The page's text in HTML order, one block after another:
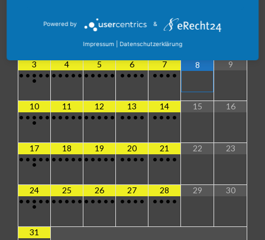
1
3
• • • • •
•
4
• • • • •
5
• • • • •
6
• • • •
7
• • • •
8 9
10
• • • • •
•
11
• • • • •
12
• • • • •
13
• • • •
14
• • • •
15 16
17
• • • • •
•
18
• • • • •
19
• • • • •
20
• • • •
21
• • • •
22 23
24
• • • • •
•
25
• • • • •
26
• • • • •
27
• • • •
28
• • • •
29 30
31
Powered by &
Impressum Datenschutzerklärung